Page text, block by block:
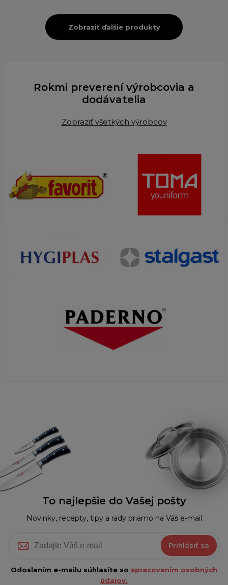
Zobraziť ďalšie produkty
Rokmi preverení výrobcovia a
dodávatelia
Zobraziť všetkých výrobcov
To najlepšie do Vašej pošty
Novinky, recepty, tipy a rady priamo na Váš e-mail
Prihlásiť sa
Odoslaním e-mailu súhlasíte so spracovaním osobných
údajov.